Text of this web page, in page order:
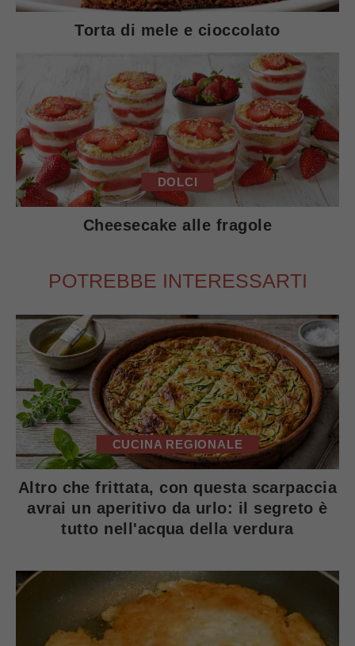
Torta di mele e cioccolato
DOLCI
Cheesecake alle fragole
POTREBBE INTERESSARTI
CUCINA REGIONALE
Altro che frittata, con questa scarpaccia
avrai un aperitivo da urlo: il segreto è
tutto nell'acqua della verdura